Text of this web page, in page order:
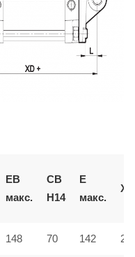
EB
макс.
CB
H14
E
макс.
148 70 142